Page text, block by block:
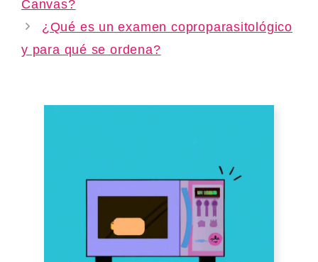
Canvas?
¿Qué es un examen coproparasitológico
y para qué se ordena?